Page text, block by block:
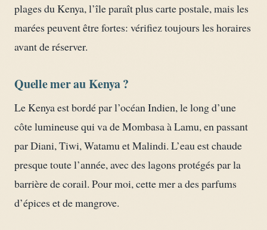
plages du Kenya, l’île paraît plus carte postale, mais les
marées peuvent être fortes: vérifiez toujours les horaires
avant de réserver.
Quelle mer au Kenya ?
Le Kenya est bordé par l’océan Indien, le long d’une
côte lumineuse qui va de Mombasa à Lamu, en passant
par Diani, Tiwi, Watamu et Malindi. L’eau est chaude
presque toute l’année, avec des lagons protégés par la
barrière de corail. Pour moi, cette mer a des parfums
d’épices et de mangrove.